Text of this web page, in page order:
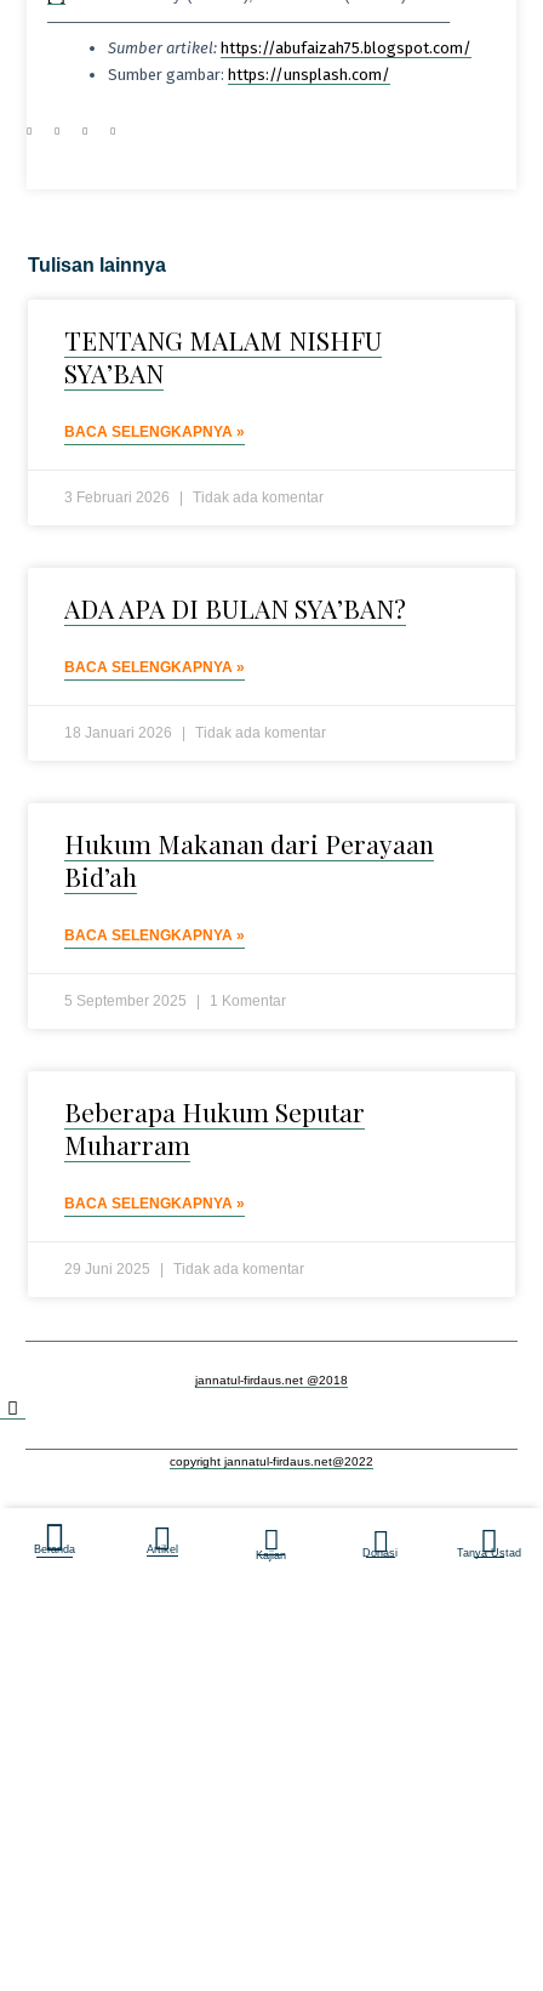
—————————————————————————–
Sumber artikel: https://abufaizah75.blogspot.com/
Sumber gambar: https://unsplash.com/
Tulisan lainnya
TENTANG MALAM NISHFU
SYA’BAN
BACA SELENGKAPNYA »
3 Februari 2026 Tidak ada komentar
ADA APA DI BULAN SYA’BAN?
BACA SELENGKAPNYA »
18 Januari 2026 Tidak ada komentar
Hukum Makanan dari Perayaan
Bid’ah
BACA SELENGKAPNYA »
5 September 2025 1 Komentar
Beberapa Hukum Seputar
Muharram
BACA SELENGKAPNYA »
29 Juni 2025 Tidak ada komentar
jannatul-firdaus.net @2018
copyright jannatul-firdaus.net@2022
Beranda Artikel Kajian Donasi Tanya Ustad